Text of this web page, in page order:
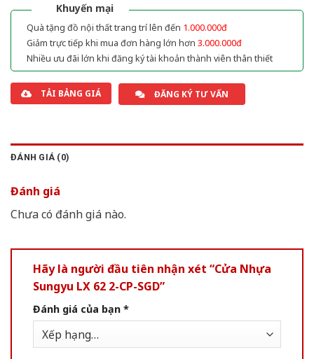
Khuyến mại
Quà tặng đồ nội thất trang trí lên đến 1.000.000đ
Giảm trực tiếp khi mua đơn hàng lớn hơn 3.000.000đ
Nhiều ưu đãi lớn khi đăng ký tài khoản thành viên thân thiết
TẢI BẢNG GIÁ ĐĂNG KÝ TƯ VẤN
ĐÁNH GIÁ (0)
Đánh giá
Chưa có đánh giá nào.
Hãy là người đầu tiên nhận xét “Cửa Nhựa
Sungyu LX 62 2-CP-SGD”
Đánh giá của bạn *